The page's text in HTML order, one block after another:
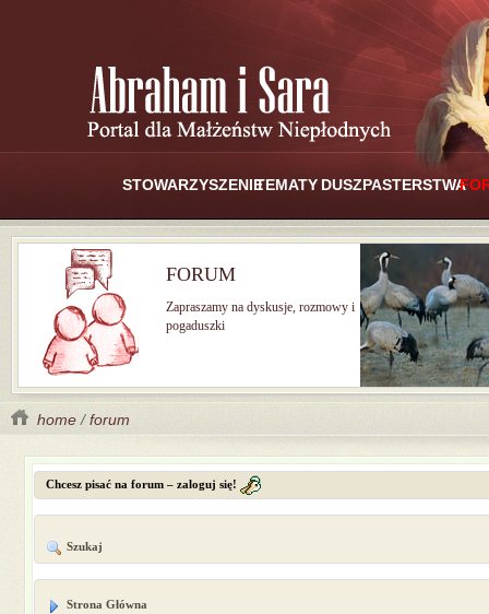
STOWARZYSZENIETEMATY DUSZPASTERSTWA
FORUM
Zapraszamy na dyskusje, rozmowy i
pogaduszki
home /forum
Chcesz pisać na forum – zaloguj się!
Szukaj
Strona Główna